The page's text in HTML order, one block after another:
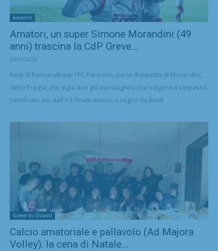
Amatori
Amatori, un super Simone Morandini (49
anni) trascina la CdP Greve...
24/03/2026
Rete di Roncaratti per l'FC Panzano, poi la doppietta di Morandini,
detto Puppa, che sigla due gol meravigliosi che valgono il sorpasso.
Certificato poi dall'1-3 finale messo a segno da Bindi
Greve in Chianti
Calcio amatoriale e pallavolo (Ad Majora
Volley): la cena di Natale...